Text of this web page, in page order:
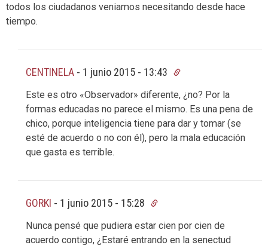
todos los ciudadanos veniamos necesitando desde hace
tiempo.
CENTINELA - 1 junio 2015 - 13:43
Este es otro «Observador» diferente, ¿no? Por la
formas educadas no parece el mismo. Es una pena de
chico, porque inteligencia tiene para dar y tomar (se
esté de acuerdo o no con él), pero la mala educación
que gasta es terrible.
GORKI - 1 junio 2015 - 15:28
Nunca pensé que pudiera estar cien por cien de
acuerdo contigo, ¿Estaré entrando en la senectud